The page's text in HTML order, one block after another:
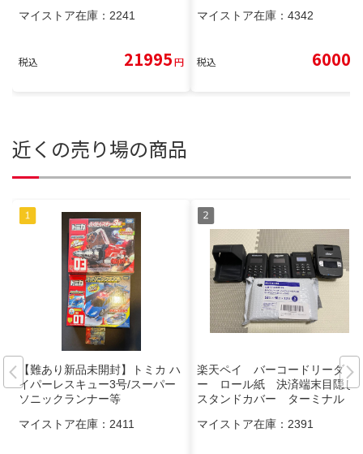
マイストア在庫： 2241
税込 21995円
マイストア在庫： 4342
税込 6000
近くの売り場の商品
【難あり新品未開封】トミカ ハ
イパーレスキュー3号/スーパー
ソニックランナー等
マイストア在庫： 2411
楽天ペイ バーコードリーダ
ー ロール紙 決済端末目隠し
スタンドカバー ターミナル
マイストア在庫： 2391